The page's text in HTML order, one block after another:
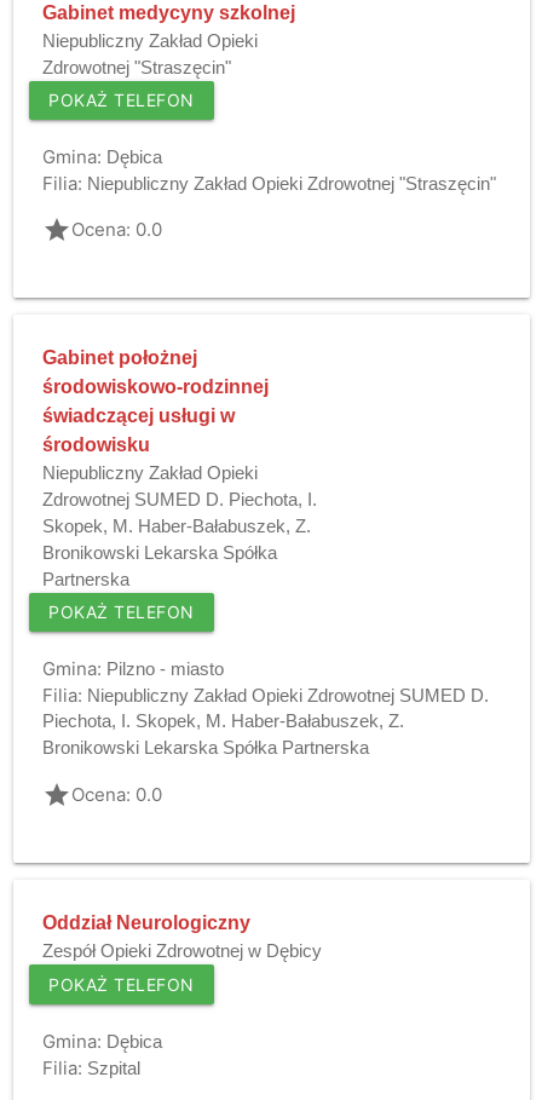
Gabinet medycyny szkolnej
Niepubliczny Zakład Opieki
Zdrowotnej "Straszęcin"
POKAŻ TELEFON
Gmina: Dębica
Filia: Niepubliczny Zakład Opieki Zdrowotnej "Straszęcin"
gradeOcena: 0.0
Gabinet położnej
środowiskowo-rodzinnej
świadczącej usługi w
środowisku
Niepubliczny Zakład Opieki
Zdrowotnej SUMED D. Piechota, I.
Skopek, M. Haber-Bałabuszek, Z.
Bronikowski Lekarska Spółka
Partnerska
POKAŻ TELEFON
Gmina: Pilzno - miasto
Filia: Niepubliczny Zakład Opieki Zdrowotnej SUMED D.
Piechota, I. Skopek, M. Haber-Bałabuszek, Z.
Bronikowski Lekarska Spółka Partnerska
gradeOcena: 0.0
Oddział Neurologiczny
Zespół Opieki Zdrowotnej w Dębicy
POKAŻ TELEFON
Gmina: Dębica
Filia: Szpital